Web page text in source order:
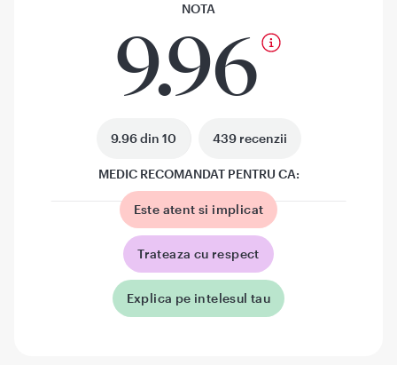
NOTA
9.96
9.96 din 10 439 recenzii
MEDIC RECOMANDAT PENTRU CA:
Este atent si implicat
Trateaza cu respect
Explica pe intelesul tau